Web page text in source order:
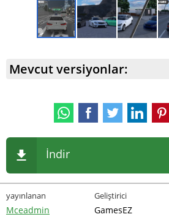
Mevcut versiyonlar:
İndir
yayınlanan
Mceadmin
Geliştirici
GamesEZ